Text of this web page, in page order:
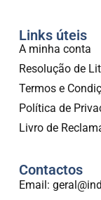
Links úteis
A minha conta
Resolução de
Termos e
Política de
Livro de
Contactos
Email: